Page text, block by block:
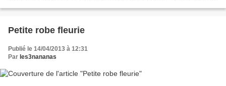
Petite robe fleurie
Publié le 14/04/2013 à 12:31
Par les3nananas